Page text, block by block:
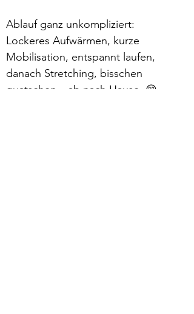
Ablauf ganz unkompliziert:
Lockeres Aufwärmen, kurze
Mobilisation, entspannt laufen,
danach Stretching, bisschen
quatschen – ab nach Hause. 😁